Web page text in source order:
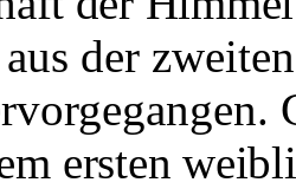
der
ersten